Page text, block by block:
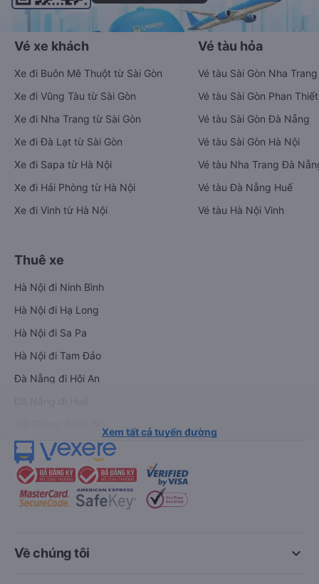
Vé xe khách
Xe đi Buôn Mê Thuột từ Sài Gòn
Xe đi Vũng Tàu từ Sài Gòn
Xe đi Nha Trang từ Sài Gòn
Xe đi Đà Lạt từ Sài Gòn
Xe đi Sapa từ Hà Nội
Xe đi Hải Phòng từ Hà Nội
Xe đi Vinh từ Hà Nội
Vé tàu hỏa
Vé tàu Sài Gòn Nha Trang
Vé tàu Sài Gòn Phan Thiết
Vé tàu Sài Gòn Đà Nẵng
Vé tàu Sài Gòn Hà Nội
Vé tàu Nha Trang Đà
Vé tàu Đà Nẵng Huế
Vé tàu Hà Nội Vinh
Thuê xe
Hà Nội đi Ninh Bình
Hà Nội đi Hạ Long
Hà Nội đi Sa Pa
Hà Nội đi Tam Đảo
Đà Nẵng đi Hội An
Xem tất cả tuyến đường
keyboard_arrow_down
Về chúng tôi